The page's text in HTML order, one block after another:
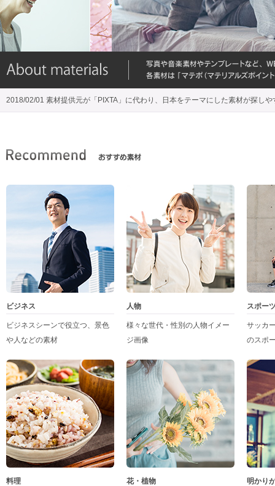
2018/02/01 素材提供元が「PIXTA」に代わり、日本をテーマにした素材が探しや
ビジネス
ビジネスシーンで役立つ、景色
や人などの素材
人物
様々な世代・性別の人物イメー
ジ画像
スポー
サッカ
のスポ
料理 花・植物 明かり